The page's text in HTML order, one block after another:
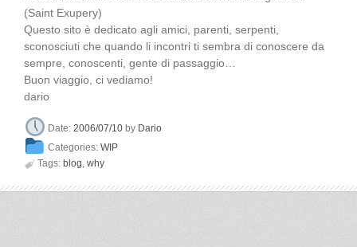
(Saint Exupery)
Questo sito è dedicato agli amici, parenti, serpenti,
sconosciuti che quando li incontri ti sembra di conoscere da
sempre, conoscenti, gente di passaggio…
Buon viaggio, ci vediamo!
dario
Date:2006/07/10 by Dario
Categories:WIP
 Tags: blog why